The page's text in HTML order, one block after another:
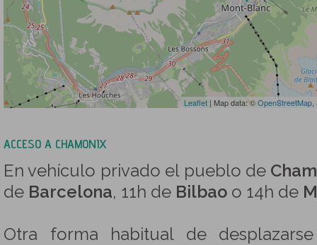
Leaflet | Map data: ©OpenStreetMap
ACCESO A CHAMONIX
En vehículo privado el pueblo de
de Barcelona, 11h de Bilbao o 14h de
Otra forma habitual de